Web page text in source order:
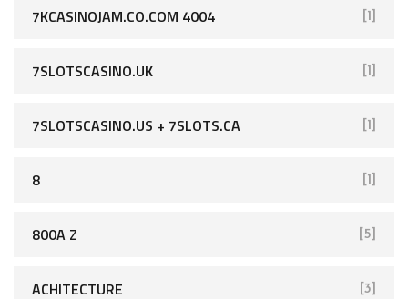
7KCASINOJAM.CO.COM 4004 [1]
7SLOTSCASINO.UK [1]
7SLOTSCASINO.US + 7SLOTS.CA [1]
8 [1]
800A Z [5]
ACHITECTURE [3]